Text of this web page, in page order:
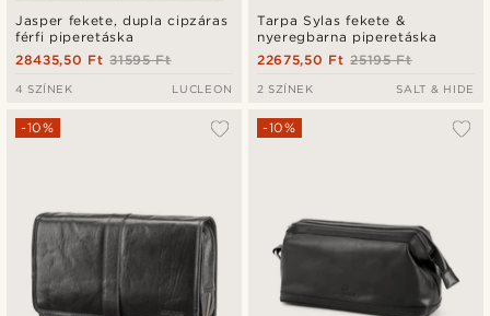
Jasper fekete, dupla cipzáras
férfi piperetáska
31595 Ft
28435,50 Ft
4 SZÍNEK LUCLEON
Tarpa Sylas fekete &
nyeregbarna piperetáska
25195 Ft
22675,50 Ft
2 SZÍNEK SALT & HIDE
-10% -10%